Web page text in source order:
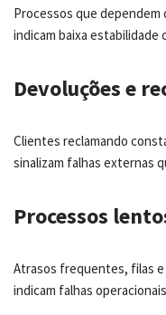
Processos que
indicam baixa estabilidade
Devoluções e
Clientes reclamando
sinalizam falhas externas
Processos
Atrasos frequentes, filas
indicam falhas